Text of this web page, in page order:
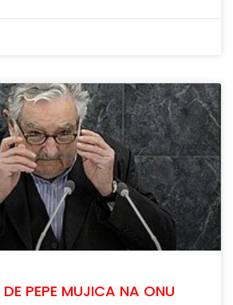
PEPE MUJICA NA ONU